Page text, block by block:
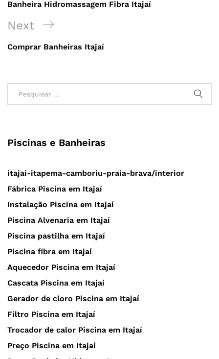
Post
Banheira Hidromassagem Fibra Itajaí
Next
Post
Next
Comprar Banheiras Itajaí
Piscinas e Banheiras
itajai-itapema-camboriu-praia-brava/interior
Fábrica Piscina em Itajaí
Instalação Piscina em Itajaí
Piscina Alvenaria em Itajaí
Piscina pastilha em Itajaí
Piscina fibra em Itajaí
Aquecedor Piscina em Itajaí
Cascata Piscina em Itajaí
Gerador de cloro Piscina em Itajaí
Filtro Piscina em Itajaí
Trocador de calor Piscina em Itajaí
Preço Piscina em Itajaí